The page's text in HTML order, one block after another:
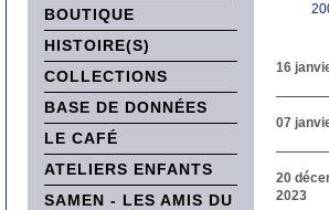
BOUTIQUE
HISTOIRE(S)
COLLECTIONS
BASE DE DONNÉES
LE CAFÉ
ATELIERS ENFANTS
SAMEN - LES AMIS DU
16
07
20
2023